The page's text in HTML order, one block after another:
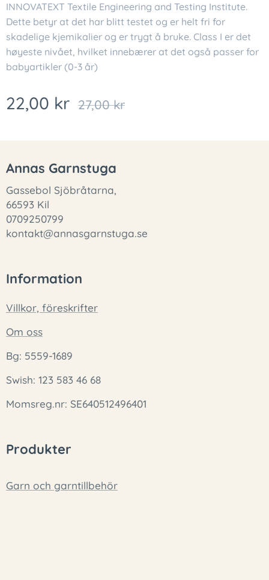
INNOVATEXT Textile Engineering and Testing Institute.
Dette betyr at det har blitt testet og er helt fri for
skadelige kjemikalier og er trygt å bruke. Class I er det
høyeste nivået, hvilket innebærer at det også passer for
babyartikler (0-3 år)
22,00 kr 27,00kr
Annas Garnstuga
Gassebol Sjöbråtarna,
66593 Kil
0709250799
kontakt@annasgarnstuga.se
Information
Villkor, föreskrifter
Om oss
Bg: 5559-1689
Swish: 123 583 46 68
Momsreg.nr: SE640512496401
Produkter
Garn och garntillbehör